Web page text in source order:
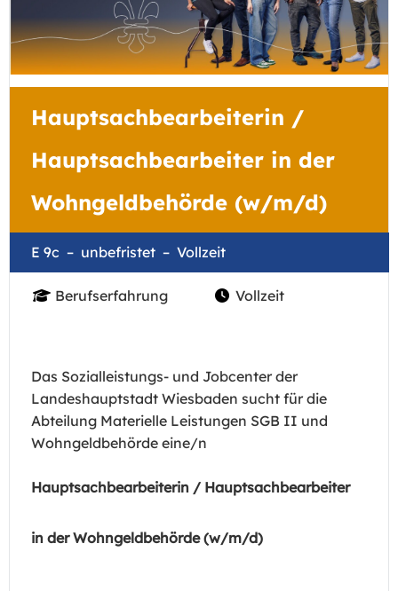
Hauptsachbearbeiterin /
Hauptsachbearbeiter in der
Wohngeldbehörde (w/m/d)
E 9c unbefristet Vollzeit
Berufserfahrung Vollzeit
Das Sozialleistungs- und Jobcenter der
Landeshauptstadt Wiesbaden sucht für die
Abteilung Materielle Leistungen SGB II und
Wohngeldbehörde eine/n
Hauptsachbearbeiterin / Hauptsachbearbeiter
in der Wohngeldbehörde (w/m/d)